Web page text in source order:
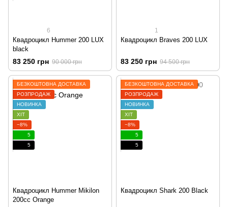
6
Квадроцикл Hummer 200 LUX
black
83 250 грн 90 000 грн
1
Квадроцикл Braves 200 LUX
83 250 грн 94 500 грн
БЕЗКОШТОВНА ДОСТАВКА
РОЗПРОДАЖ
НОВИНКА
ХІТ
−8%
5
5
Квадроцикл Hummer Mikilon
200cc Orange
БЕЗКОШТОВНА ДОСТАВКА
РОЗПРОДАЖ
НОВИНКА
ХІТ
−8%
5
5
Квадроцикл Shark 200 Black